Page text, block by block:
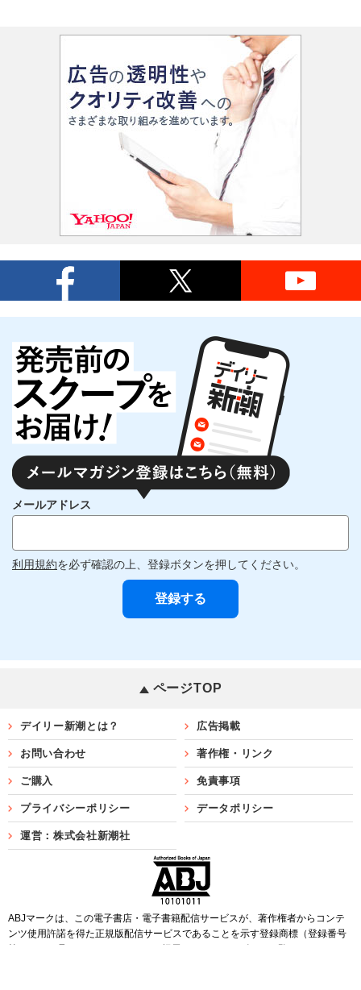
メールアドレス
利用規約を必ず確認の上、登録ボタンを押してください。
ページTOP
デイリー新潮とは？ 広告掲載
お問い合わせ 著作権・リンク
ご購入 免責事項
プライバシーポリシー データポリシー
運営：株式会社新潮社
ABJマークは、この電子書店・電子書籍配信サービスが、著作権者からコンテ
ンツ使用許諾を得た正規版配信サービスであることを示す登録商標（登録番号
第6091713号）です。ABJマークを掲示しているサービスの一覧は